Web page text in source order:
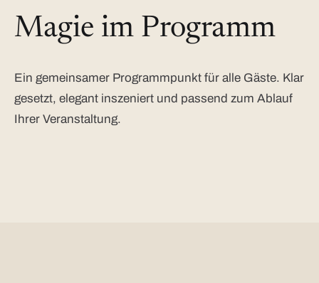
Magie im Programm
Ein gemeinsamer Programmpunkt für alle Gäste. Klar
gesetzt, elegant inszeniert und passend zum Ablauf
Ihrer Veranstaltung.